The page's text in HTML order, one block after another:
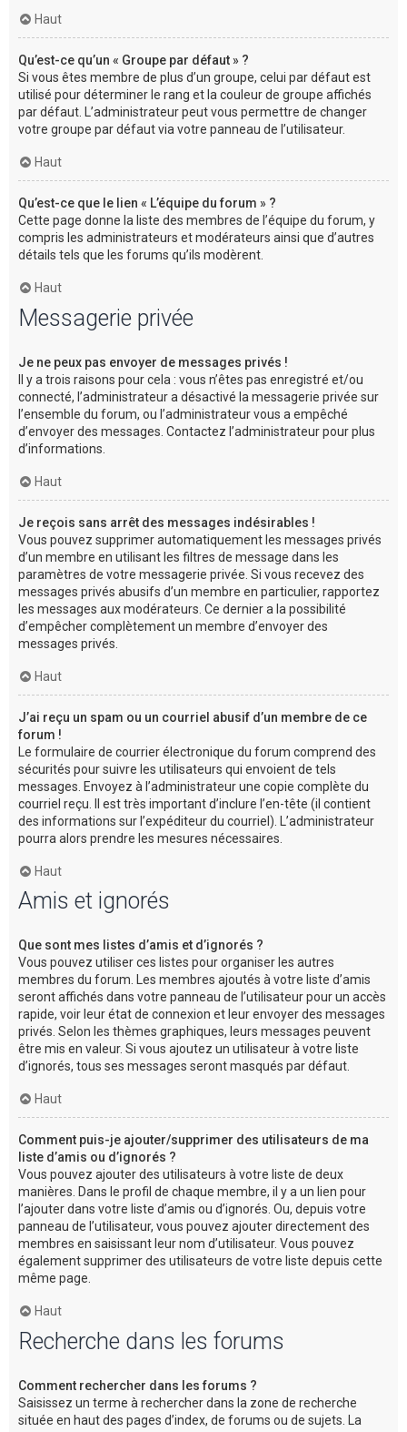
Haut
Qu’est-ce qu’un « Groupe par défaut » ?
Si vous êtes membre de plus d’un groupe, celui par défaut est
utilisé pour déterminer le rang et la couleur de groupe affichés
par défaut. L’administrateur peut vous permettre de changer
votre groupe par défaut via votre panneau de l’utilisateur.
Haut
Qu’est-ce que le lien « L’équipe du forum » ?
Cette page donne la liste des membres de l’équipe du forum, y
compris les administrateurs et modérateurs ainsi que d’autres
détails tels que les forums qu’ils modèrent.
Haut
Messagerie privée
Je ne peux pas envoyer de messages privés !
Il y a trois raisons pour cela : vous n’êtes pas enregistré et/ou
connecté, l’administrateur a désactivé la messagerie privée sur
l’ensemble du forum, ou l’administrateur vous a empêché
d’envoyer des messages. Contactez l’administrateur pour plus
d’informations.
Haut
Je reçois sans arrêt des messages indésirables !
Vous pouvez supprimer automatiquement les messages privés
d’un membre en utilisant les filtres de message dans les
paramètres de votre messagerie privée. Si vous recevez des
messages privés abusifs d’un membre en particulier, rapportez
les messages aux modérateurs. Ce dernier a la possibilité
d’empêcher complètement un membre d’envoyer des
messages privés.
Haut
J’ai reçu un spam ou un courriel abusif d’un membre de ce
forum !
Le formulaire de courrier électronique du forum comprend des
sécurités pour suivre les utilisateurs qui envoient de tels
messages. Envoyez à l’administrateur une copie complète du
courriel reçu. Il est très important d’inclure l’en-tête (il contient
des informations sur l’expéditeur du courriel). L’administrateur
pourra alors prendre les mesures nécessaires.
Haut
Amis et ignorés
Que sont mes listes d’amis et d’ignorés ?
Vous pouvez utiliser ces listes pour organiser les autres
membres du forum. Les membres ajoutés à votre liste d’amis
seront affichés dans votre panneau de l’utilisateur pour un accès
rapide, voir leur état de connexion et leur envoyer des messages
privés. Selon les thèmes graphiques, leurs messages peuvent
être mis en valeur. Si vous ajoutez un utilisateur à votre liste
d’ignorés, tous ses messages seront masqués par défaut.
Haut
Comment puis-je ajouter/supprimer des utilisateurs de ma
liste d’amis ou d’ignorés ?
Vous pouvez ajouter des utilisateurs à votre liste de deux
manières. Dans le profil de chaque membre, il y a un lien pour
l’ajouter dans votre liste d’amis ou d’ignorés. Ou, depuis votre
panneau de l’utilisateur, vous pouvez ajouter directement des
membres en saisissant leur nom d’utilisateur. Vous pouvez
également supprimer des utilisateurs de votre liste depuis cette
même page.
Haut
Recherche dans les forums
Comment rechercher dans les forums ?
Saisissez un terme à rechercher dans la zone de recherche
située en haut des pages d’index, de forums ou de sujets. La